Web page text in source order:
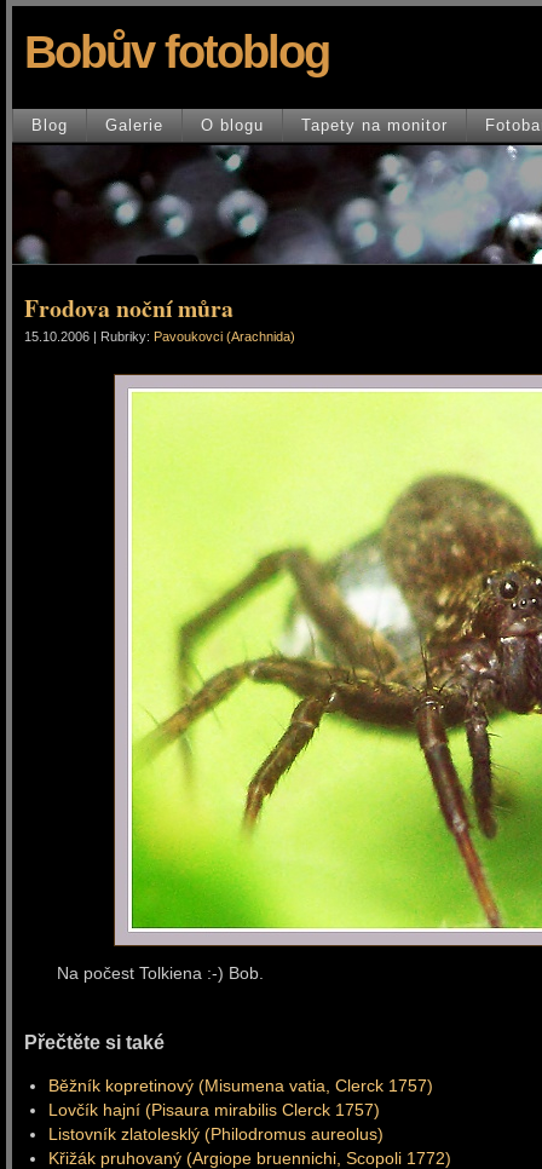
Bobův fotoblog
Blog Galerie O blogu Tapety na monitor
Frodova noční můra
15.10.2006 | Rubriky: Pavoukovci (Arachnida)
Na počest Tolkiena :-) Bob.
Přečtěte si také
Běžník kopretinový (Misumena vatia, Clerck 1757)
Lovčík hajní (Pisaura mirabilis Clerck 1757)
Listovník zlatolesklý (Philodromus aureolus)
Křižák pruhovaný (Argiope bruennichi, Scopoli 1772)